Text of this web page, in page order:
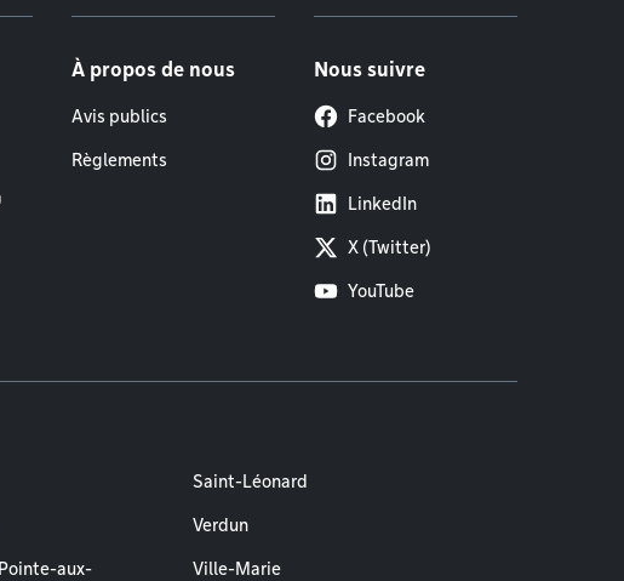
À propos de nous
Avis publics
Règlements
Nous suivre
Facebook
Instagram
LinkedIn
X (Twitter)
YouTube
aux-
Saint-Léonard
Verdun
Ville-Marie